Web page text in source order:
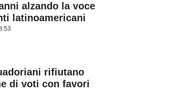
alzando la voce
latinoamericani
rifiutano
di voti con favori